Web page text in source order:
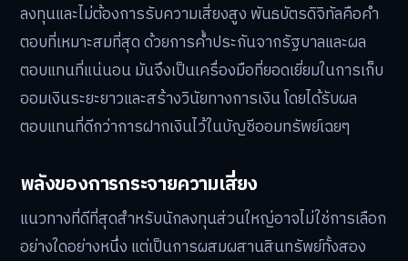
ลงทุนและไม่ต้องการรับความเสี่ยงสูง พันธบัตรดิจิทัลคือคำ
ตอบที่เหมาะสมที่สุด ด้วยการค้ำประกันจากรัฐบาลและผล
ตอบแทนที่แน่นอน มันจึงเป็นเครื่องมือที่ยอดเยี่ยมในการเก็บ
ออมเงินระยะยาวและสร้างวินัยทางการเงิน โดยได้รับผล
ตอบแทนที่ดีกว่าการฝากเงินไว้ในบัญชีออมทรัพย์เฉยๆ
พลังของการกระจายความเสี่ยง
แนวทางที่ดีที่สุดสำหรับนักลงทุนส่วนใหญ่อาจไม่ใช่การเลือก
อย่างใดอย่างหนึ่ง แต่เป็นการผสมผสานสินทรัพย์ทั้งสอง